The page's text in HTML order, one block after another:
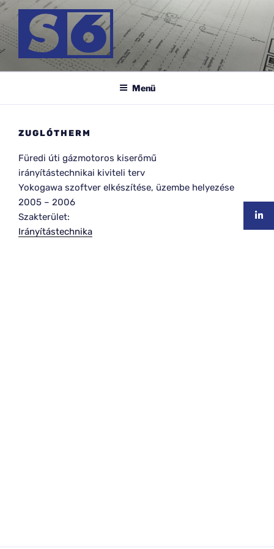
Tartalomhoz
S-6 MÉRNÖK KFT.
Menü
ZUGLÓTHERM
Füredi úti gázmotoros kiserőmű
irányítástechnikai kiviteli terv
Yokogawa szoftver elkészítése, üzembe helyezése
2005 – 2006
Szakterület:
Irányítástechnika